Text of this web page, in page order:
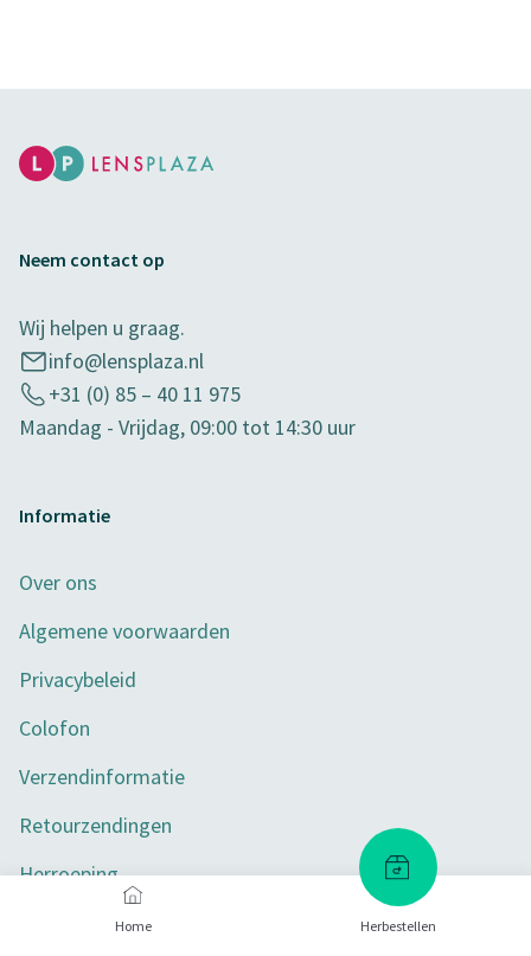
Home Herbestellen
Neem contact op
Wij helpen u graag.
info@lensplaza.nl
+31 (0) 85 – 40 11 975
Maandag - Vrijdag, 09:00 tot 14:30 uur
Informatie
Over ons
Algemene voorwaarden
Privacybeleid
Colofon
Verzendinformatie
Retourzendingen
Herroeping
Toegankelijkheid